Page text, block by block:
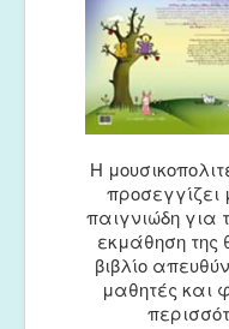
Η
προσεγγίζει
παιγνιώδη για
εκμάθηση της
βιβλίο
μαθητές και